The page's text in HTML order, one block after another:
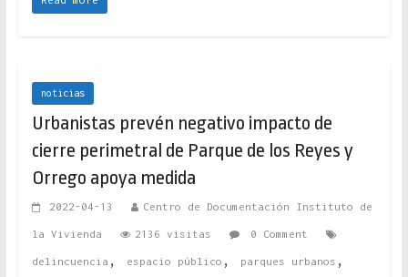
noticias
Urbanistas prevén negativo impacto de
cierre perimetral de Parque de los Reyes y
Orrego apoya medida
2022-04-13 Centro de Documentación Instituto de
la Vivienda 2136 visitas 0 Comment
delincuencia , espacio público , parques urbanos ,